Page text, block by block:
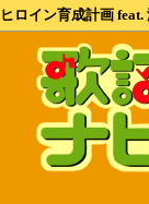
ヒロイン育成計画